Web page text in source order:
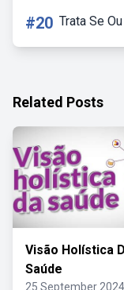
#20 Trata Se
Related Posts
Visão Holística
Saúde
25 September 2024